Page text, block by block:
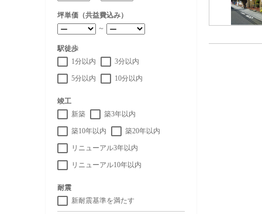
坪単価（共益費込み）
～
駅徒歩
1分以内
3分以内
5分以内 10分以内
竣工
新築
築3年以内
築10年以内 築20年以内
リニューアル3年以内
リニューアル10年以内
耐震
新耐震基準を満たす